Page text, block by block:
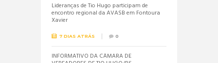
Lideranças de Tio Hugo participam de
encontro regional da AVASB em Fontoura
Xavier
7 DIAS ATRÁS 0
INFORMATIVO DA CÂMARA DE